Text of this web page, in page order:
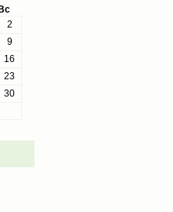
Вс
2
9
16
23
30